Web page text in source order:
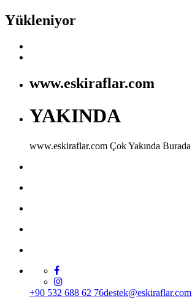
Yükleniyor
www.eskiraflar.com
YAKINDA
www.eskiraflar.com Çok Yakında Burada
+90 532 688 62 76destek@eskiraflar.com